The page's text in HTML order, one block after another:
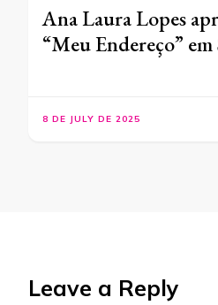
Ana Laura Lopes
“Meu Endereço” em
8 DE JULY DE 2025
Leave a Reply